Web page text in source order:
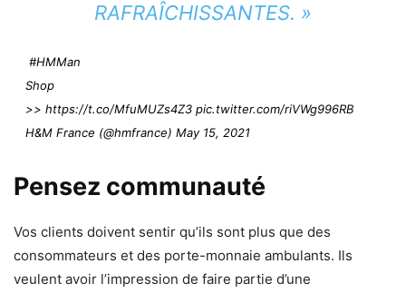
RAFRAÎCHISSANTES. »
#HMMan
Shop
>> https://t.co/MfuMUZs4Z3 pic.twitter.com/riVWg996RB
H&M France (@hmfrance) May 15, 2021
Pensez communauté
Vos clients doivent sentir qu’ils sont plus que des
consommateurs et des porte-monnaie ambulants. Ils
veulent avoir l’impression de faire partie d’une